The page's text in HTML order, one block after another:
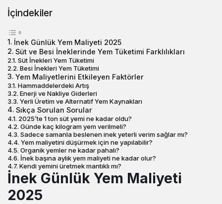
İçindekiler
İnek Günlük Yem Maliyeti 2025
Süt ve Besi İneklerinde Yem Tüketimi Farklılıkları
Süt İnekleri Yem Tüketimi
Besi İnekleri Yem Tüketimi
Yem Maliyetlerini Etkileyen Faktörler
Hammaddelerdeki Artış
Enerji ve Nakliye Giderleri
Yerli Üretim ve Alternatif Yem Kaynakları
Sıkça Sorulan Sorular
2025’te 1 ton süt yemi ne kadar oldu?
Günde kaç kilogram yem verilmeli?
Sadece samanla beslenen inek yeterli verim sağlar mı?
Yem maliyetini düşürmek için ne yapılabilir?
Organik yemler ne kadar pahalı?
İnek başına aylık yem maliyeti ne kadar olur?
Kendi yemini üretmek mantıklı mı?
İnek Günlük Yem Maliyeti
2025